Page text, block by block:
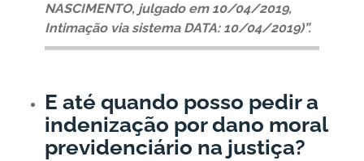
NASCIMENTO, julgado em 10/04/2019,
Intimação via sistema DATA: 10/04/2019)”.
E até quando posso pedir a
indenização por dano moral
previdenciário na justiça?